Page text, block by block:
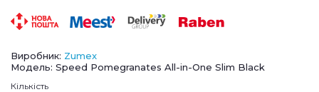
Виробник: Zumex
Модель: Speed Pomegranates All-in-One Slim Black
Кількість